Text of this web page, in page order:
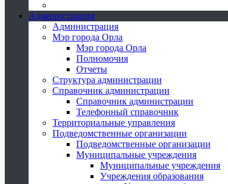
Администрация
Администрация
Мэр города Орла
Мэр города Орла
Полномочия
Отчеты
Структура администрации
Справочник администрации
Справочник администрации
Телефонный справочник
Территориальные управления
Подведомственные организации
Подведомственные организации
Муниципальные учреждения
Муниципальные учреждения
Учреждения образования